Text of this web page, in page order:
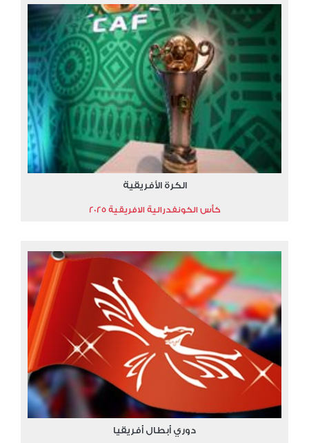
الكرة الأفريقية
كأس الكونفدرالية الافريقية 2025
دوري أبطال أفريقيا